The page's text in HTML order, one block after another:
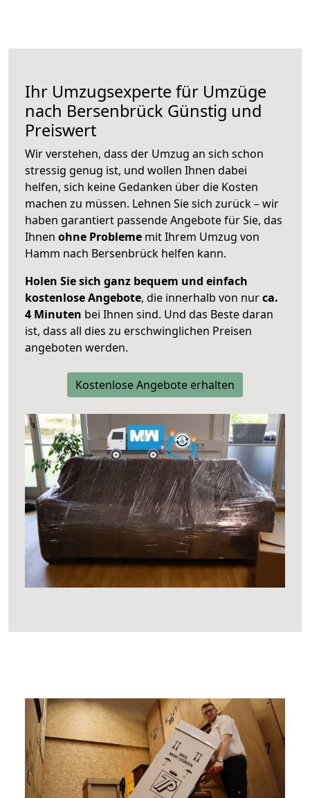
Ihr Umzugsexperte für Umzüge
nach Bersenbrück Günstig und
Preiswert
Wir verstehen, dass der Umzug an sich schon
stressig genug ist, und wollen Ihnen dabei
helfen, sich keine Gedanken über die Kosten
machen zu müssen. Lehnen Sie sich zurück – wir
haben garantiert passende Angebote für Sie, das
Ihnen ohne Probleme mit Ihrem Umzug von
Hamm nach Bersenbrück helfen kann.
Holen Sie sich ganz bequem und einfach
kostenlose Angebote, die innerhalb von nurca.
4 Minuten bei Ihnen sind. Und das Beste daran
ist, dass all dies zu erschwinglichen Preisen
angeboten werden.
Kostenlose Angebote erhalten